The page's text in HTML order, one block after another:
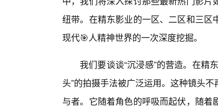
纽带。在精东影业的一区、二区和三
现代🎯人精神世界的一次深度挖掘。
我们要谈谈“沉浸感”的营造。在精
头”的拍摄手法被广泛运用。这种镜头
与者。它随着角色的呼吸而起伏，随